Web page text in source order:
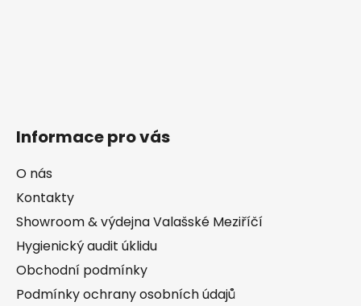
Informace pro vás
O nás
Kontakty
Showroom & výdejna Valašské Meziříčí
Hygienický audit úklidu
Obchodní podmínky
Podmínky ochrany osobních údajů